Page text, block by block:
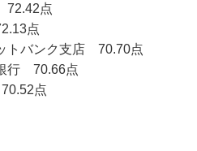
点
点
トバンク支店 70.70点
行 70.66点
点